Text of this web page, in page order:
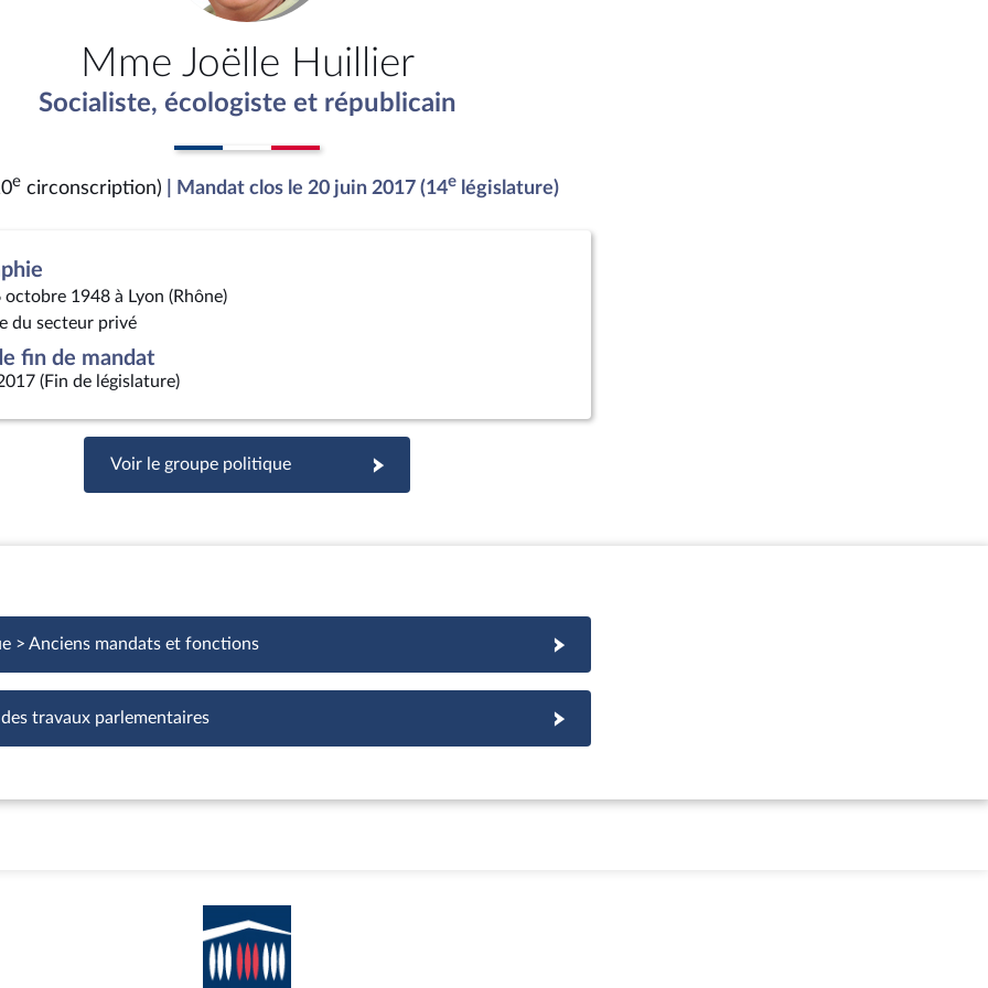
Mme Joëlle Huillier
Socialiste, écologiste et républicain
e circonscription) | Mandat clos le 20 juin 2017 (14e législature)
octobre 1948 à Lyon (Rhône)
du secteur privé
fin de mandat
(Fin de législature)
Voir le groupe politique
> Anciens mandats et fonctions
travaux parlementaires